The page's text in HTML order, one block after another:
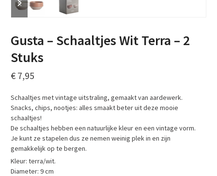
slide
slide
Gusta – Schaaltjes Wit Terra – 2
Stuks
€ 7,95
Schaaltjes met vintage uitstraling, gemaakt van aardewerk.
Snacks, chips, nootjes: alles smaakt beter uit deze mooie
schaaltjes!
De schaaltjes hebben een natuurlijke kleur en een vintage vorm.
Je kunt ze stapelen dus ze nemen weinig plek in en zijn
gemakkelijk op te bergen.
Kleur: terra/wit.
Diameter: 9 cm